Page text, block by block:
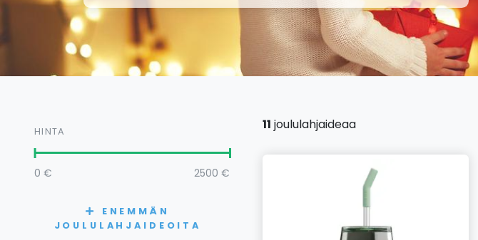
HINTA
0 € 2500 €
ENEMMÄN
JOULULAHJAIDEOITA
11 joululahjaideaa